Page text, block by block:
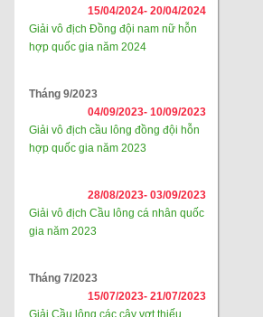
15/04/2024- 20/04/2024
Giải vô địch Đồng đội nam nữ hỗn
hợp quốc gia năm 2024
Tháng 9/2023
04/09/2023- 10/09/2023
Giải vô địch cầu lông đồng đội hỗn
hợp quốc gia năm 2023
28/08/2023- 03/09/2023
Giải vô địch Cầu lông cá nhân quốc
gia năm 2023
Tháng 7/2023
15/07/2023- 21/07/2023
Giải Cầu lông các cây vợt thiếu